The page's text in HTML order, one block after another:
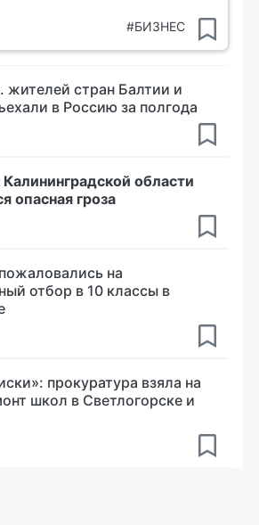
#БИЗНЕС
жителей стран Балтии и
в Россию за полгода
области
опасная гроза
на
отбор в 10 классы в
прокуратура взяла на
школ в Светлогорске и